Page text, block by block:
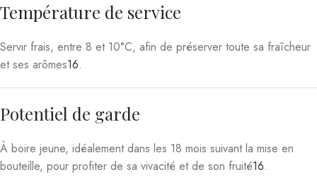
Température de service
Servir frais, entre 8 et 10°C, afin de préserver toute sa fraîcheur
et ses arômes16.
Potentiel de garde
À boire jeune, idéalement dans les 18 mois suivant la mise en
bouteille, pour profiter de sa vivacité et de son fruité16.